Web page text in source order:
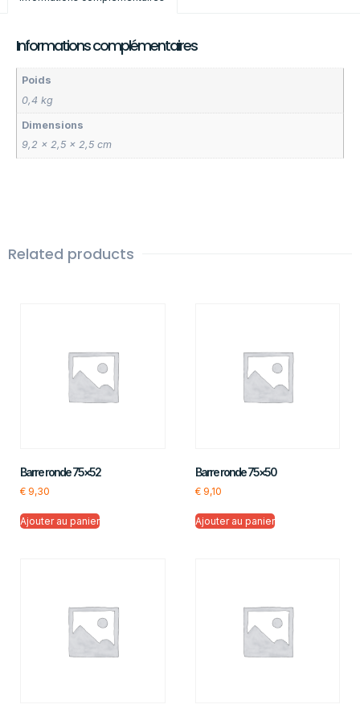
Informations complémentaires
Poids
0,4 kg
Dimensions
9,2 × 2,5 × 2,5 cm
Related products
Barre ronde 75×52
€ 9,30
Ajouter au panier
Barre ronde 75×50
€9,10
Ajouter au panier